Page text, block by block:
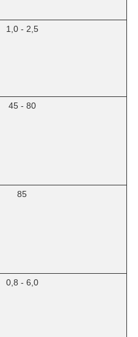
1,0 - 2,5
45 - 80
85
0,8 - 6,0